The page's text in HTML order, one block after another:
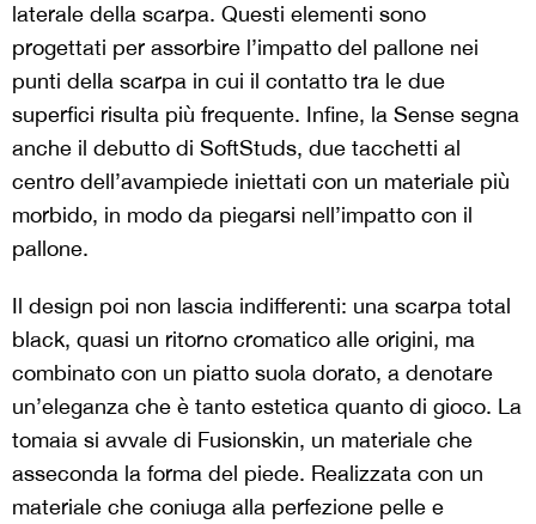
laterale della scarpa. Questi elementi sono
progettati per assorbire l’impatto del pallone nei
punti della scarpa in cui il contatto tra le due
superfici risulta più frequente. Infine, la Sense segna
anche il debutto di SoftStuds, due tacchetti al
centro dell’avampiede iniettati con un materiale più
morbido, in modo da piegarsi nell’impatto con il
pallone.
Il design poi non lascia indifferenti: una scarpa total
black, quasi un ritorno cromatico alle origini, ma
combinato con un piatto suola dorato, a denotare
un’eleganza che è tanto estetica quanto di gioco. La
tomaia si avvale di Fusionskin, un materiale che
asseconda la forma del piede. Realizzata con un
materiale che coniuga alla perfezione pelle e